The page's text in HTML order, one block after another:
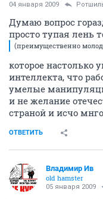
04 января 2009
Думаю вопрос
просто тупая лень
(преимущественно
которое настолько
интеллекта, что
умелые
и не желание
страной и исчо
ОТВЕТИТЬ
Владимир Ив
old hamster
05 января 2009